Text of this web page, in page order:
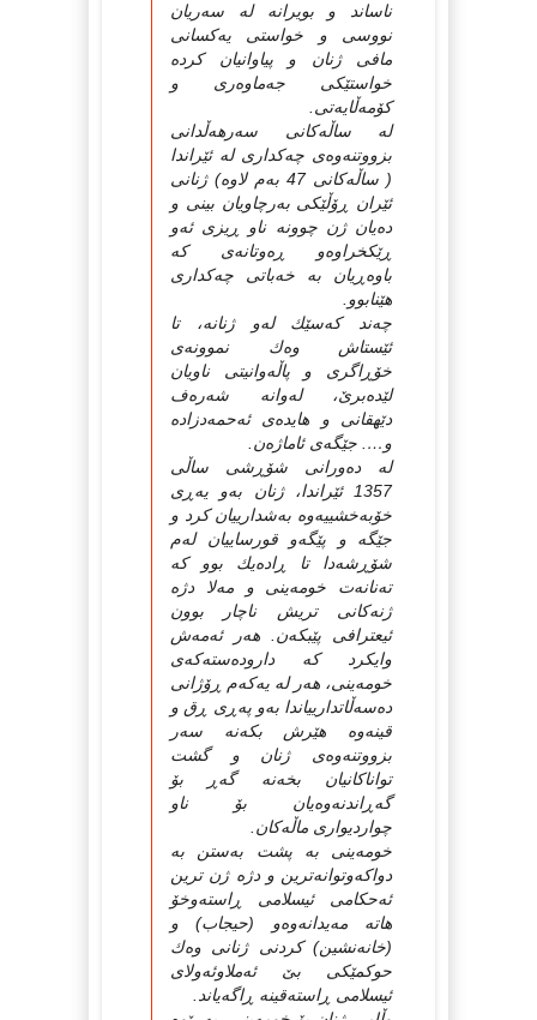
ناساند و بویرانه‌ له‌ سه‌ریان
نووسی و خواستی یه‌كسانی
مافی ژنان و پیاوانیان كرده‌
خواستێكی جه‌ماوه‌ری و
كۆمه‌ڵایه‌تی.
له‌ ساڵه‌كانی سه‌رهه‌ڵدانی
بزووتنه‌وه‌ی چه‌كداری له‌ ئێراندا
( ساڵه‌كانی 47 به‌م لاوه‌) ژنانی
ئێران ڕۆڵێكی به‌رچاویان بینی و
ده‌یان ژن چوونه‌ ناو ڕیزی ئه‌و
ڕێكخراوه‌و ڕه‌وتانه‌ی كه‌
باوه‌ڕیان به‌ خه‌باتی چه‌كداری
هێنابوو.
چه‌ند كه‌سێك له‌و ژنانه‌، تا
ئێستاش وه‌ك نموونه‌ی
خۆڕاگری و پاڵه‌وانیتی ناویان
لێده‌برێ‌، له‌وانه‌ شه‌ره‌ف
دێهقانی و هایده‌ی ئه‌حمه‌دزاده‌
و…. جێگه‌ی ئاماژه‌ن.
له‌ ده‌ورانی شۆڕشی ساڵی
1357 ئێراندا، ژنان به‌و یه‌ڕی
خۆبه‌خشییه‌وه‌ به‌شدارییان كرد و
جێگه‌ و پێگه‌و قورساییان له‌م
شۆڕشه‌دا تا ڕاده‌یك بوو كه‌
ته‌نانه‌ت خومه‌ینی و مه‌لا دژه‌
ژنه‌كانی تریش ناچار بوون
ئیعترافی پێبكه‌ن. هه‌ر ئه‌مه‌ش
وایكرد كه‌ داروده‌سته‌كه‌ی
خومه‌ینی، هه‌ر له‌ یه‌كه‌م ڕۆژانی
ده‌سه‌ڵاتدارییاندا به‌و په‌ڕی ڕق و
قینه‌وه‌ هێرش بكه‌نه‌ سه‌ر
بزووتنه‌وه‌ی ژنان و گشت
تواناكانیان بخه‌نه‌ گه‌ڕ بۆ
گه‌ڕاندنه‌وه‌یان بۆ ناو
چواردیواری ماڵه‌كان.
خومه‌ینی به‌ پشت به‌ستن به‌
دواكه‌وتوانه‌ترین و دژه‌ ژن ترین
ئه‌حكامی ئیسلامی ڕاسته‌وخۆ
هاته‌ مه‌یدانه‌وه‌و (حیجاب) و
(خانه‌نشین) كردنی ژنانی وه‌ك
حوكمێكی بێ‌ ئه‌ملاوئه‌ولای
ئیسلامی ڕاسته‌قینه‌ ڕاگه‌یاند.